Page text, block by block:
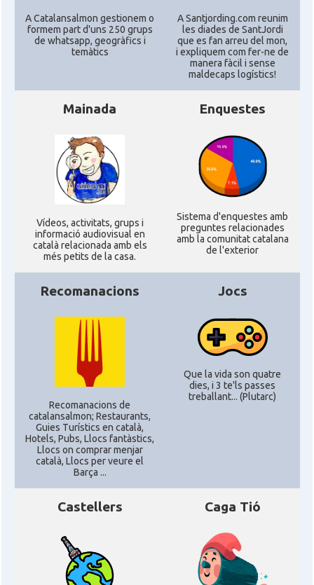
A Catalansalmon gestionem o
formem part d'uns 250 grups
de whatsapp, geogràfics i
temàtics
A Santjording.com reunim
les diades de SantJordi
que es fan arreu del mon,
i expliquem com fer-ne de
manera fàcil i sense
maldecaps logí­stics!
Mainada
Ví­deos, activitats, grups i
informació audiovisual en
català relacionada amb els
més petits de la casa.
Enquestes
Sistema d'enquestes amb
preguntes relacionades
amb la comunitat catalana
de l'exterior
Recomanacions
Recomanacions de
catalansalmon; Restaurants,
Guies Turístics en català,
Hotels, Pubs, Llocs fantàstics,
Llocs on comprar menjar
català, Llocs per veure el
Barça ...
Jocs
Que la vida son quatre
dies, i 3 te'ls passes
treballant... (Plutarc)
Castellers Caga Tió